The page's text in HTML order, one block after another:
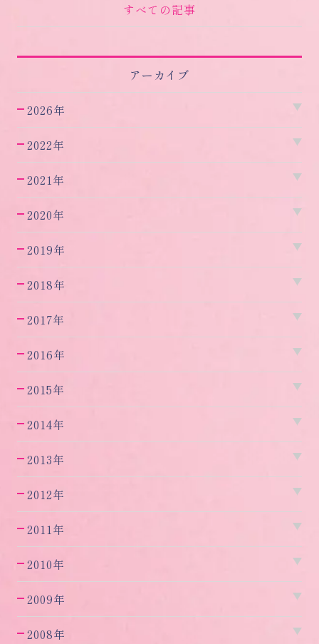
すべての記事
アーカイブ
2026年
2022年
2021年
2020年
2019年
2018年
2017年
2016年
2015年
2014年
2013年
2012年
2011年
2010年
2009年
2008年